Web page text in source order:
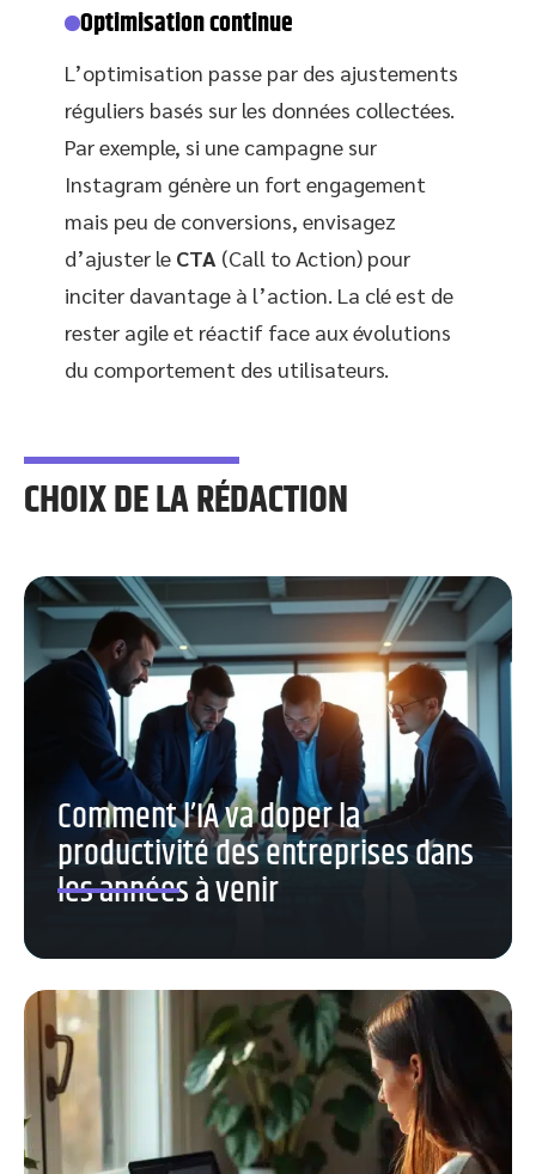
Optimisation continue
L’optimisation passe par des ajustements
réguliers basés sur les données collectées.
Par exemple, si une campagne sur
Instagram génère un fort engagement
mais peu de conversions, envisagez
d’ajuster le CTA (Call to Action) pour
inciter davantage à l’action. La clé est de
rester agile et réactif face aux évolutions
du comportement des utilisateurs.
CHOIX DE LA RÉDACTION
Comment l’IA va doper la
productivité des entreprises dans
les années à venir